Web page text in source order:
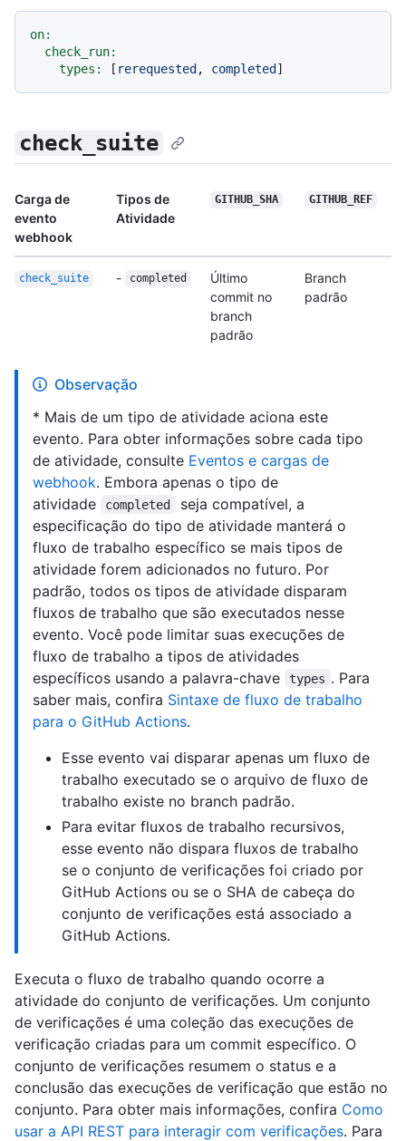
on:
check_run:
types:
[ rerequested, completed
check_suite
Carga de
evento
webhook
Tipos de
Atividade
GITHUB_SHA GITHUB_REF
check_suite - completed
Último
commit no
branch
padrão
Branch
padrão
Observação
* Mais de um tipo de atividade aciona este
evento. Para obter informações sobre cada tipo
de atividade, consulte Eventos e cargas de
webhook. Embora apenas o tipo de
atividade
completed
seja compatível, a
especificação do tipo de atividade manterá o
fluxo de trabalho específico se mais tipos de
atividade forem adicionados no futuro. Por
padrão, todos os tipos de atividade disparam
fluxos de trabalho que são executados nesse
evento. Você pode limitar suas execuções de
fluxo de trabalho a tipos de atividades
específicos usando a palavra-chave
types . Para
saber mais, confira Sintaxe de fluxo de trabalho
para o GitHub Actions.
Esse evento vai disparar apenas um fluxo de
trabalho executado se o arquivo de fluxo de
trabalho existe no branch padrão.
Para evitar fluxos de trabalho recursivos,
esse evento não dispara fluxos de trabalho
se o conjunto de verificações foi criado por
GitHub Actions ou se o SHA de cabeça do
conjunto de verificações está associado a
GitHub Actions.
Executa o fluxo de trabalho quando ocorre a
atividade do conjunto de verificações. Um conjunto
de verificações é uma coleção das execuções de
verificação criadas para um commit específico. O
conjunto de verificações resumem o status e a
conclusão das execuções de verificação que estão no
conjunto. Para obter mais informações, confira Como
usar a API REST para interagir com verificações. Para